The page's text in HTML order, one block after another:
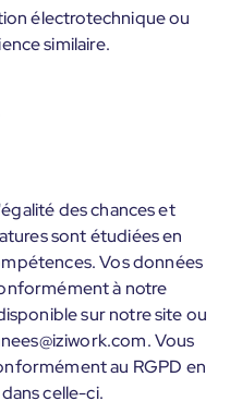
électrotechnique ou
similaire.
des chances et
sont étudiées en
Vos données
à notre
sur notre site ou
Vous
au RGPD en
celle-ci.